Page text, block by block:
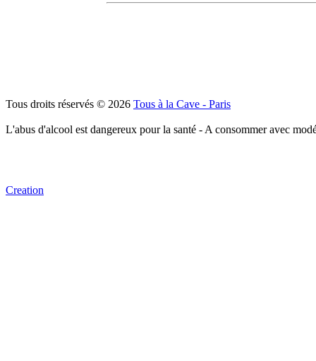
Tous droits réservés © 2026 Tous à la Cave - Paris
L'abus d'alcool est dangereux pour la santé - A consommer avec
Creation